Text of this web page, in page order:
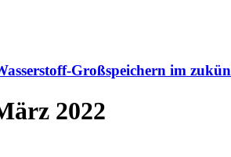
Großspeichern im
2022